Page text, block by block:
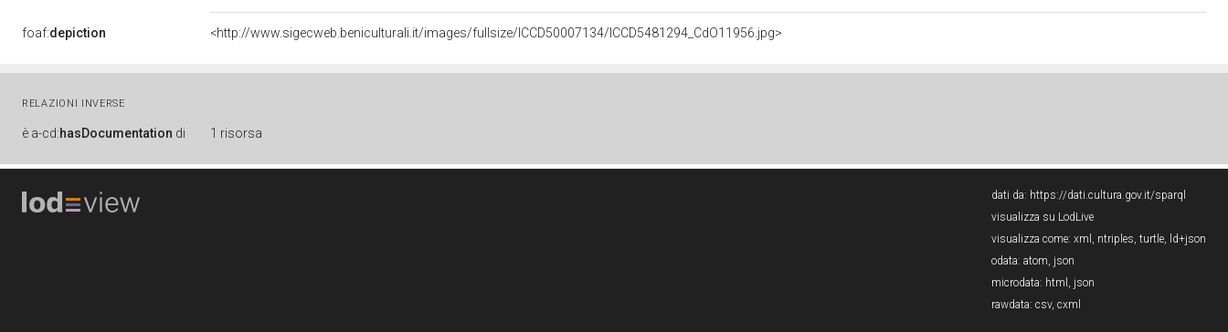
foaf:depiction <http://www.sigecweb.beniculturali.it/images/fullsize/ICCD50007134/ICCD5481294_CdO11956.jpg>
RELAZIONI INVERSE
è a-cd:hasDocumentation di 1 risorsa
dati da: https://dati.cultura.gov.it/sparql
visualizza su LodLive
visualizza come: xml , ntriples, turtle, ld+json
odata: atom, json
microdata: html , json
rawdata: csv, cxml